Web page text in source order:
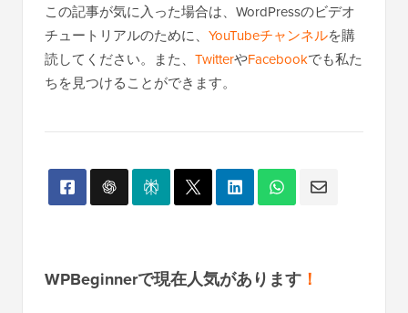
この記事が気に入った場合は、WordPressのビデオ
チュートリアルのために、 YouTubeチャンネルを購
読してください。また、 TwitterやFacebookでも私た
ちを見つけることができます。
WPBeginnerで現在人気があります ！